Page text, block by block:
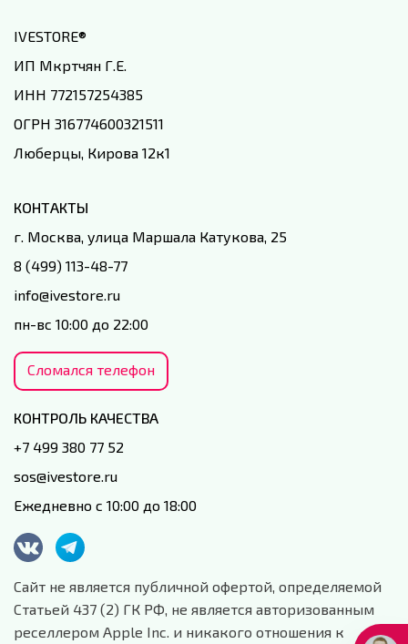
IVESTORE®
ИП Мкртчян Г.Е.
ИНН 772157254385
ОГРН 316774600321511
Люберцы, Кирова 12к1
КОНТАКТЫ
г. Москва, улица Маршала Катукова, 25
8 (499) 113-48-77
info@ivestore.ru
пн-вс 10:00 до 22:00
Сломался телефон
КОНТРОЛЬ КАЧЕСТВА
+7 499 380 77 52
sos@ivestore.ru
Ежедневно с 10:00 до 18:00
Сайт не является публичной офертой, определяемой
Статьей 437 (2) ГК РФ, не является авторизованным
реселлером Apple Inc. и никакого отношения к